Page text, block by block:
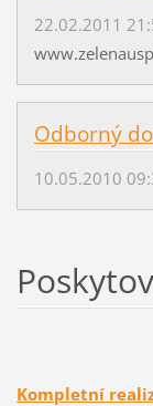
22.02.2011
Odborný
10.05.2010
Kompletní